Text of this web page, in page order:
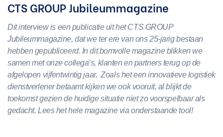
CTS GROUP Jubileummagazine
Dit interview is een publicatie uit het CTS GROUP
Jubileummagazine, dat we ter ere van ons 25-jarig bestaan
hebben gepubliceerd. In dit bomvolle magazine blikken we
samen met onze collega’s, klanten en partners terug op de
afgelopen vijfentwintig jaar. Zoals het een innovatieve logistiek
dienstverlener betaamt kijken we ook vooruit, al blijkt de
toekomst gezien de huidige situatie niet zo voorspelbaar als
gedacht. Lees het hele magazine via onderstaande tool!